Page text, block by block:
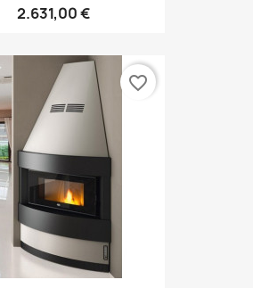
2.631,00 €
favorite_border